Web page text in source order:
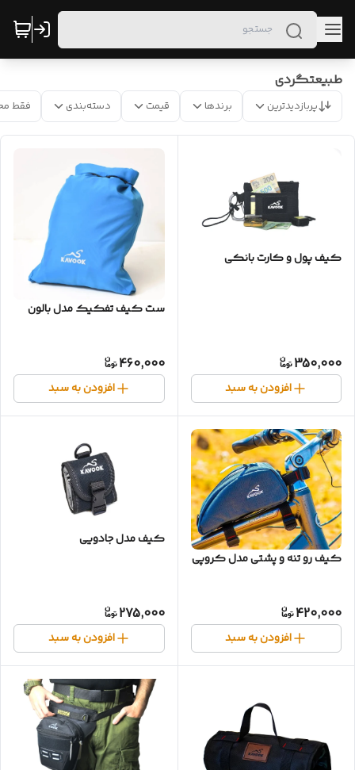
طبیعتگردی
پربازدیدترین برندها قیمت دسته‌بندی فقط
کیف پول و کارت بانکی
350,000
افزودن به سبد
ست کیف تفکیک مدل بالون
460,000
افزودن به سبد
کیف رو تنه و پشتی مدل کروپی
420,000
افزودن به سبد
کیف مدل جادویی
275,000
افزودن به سبد